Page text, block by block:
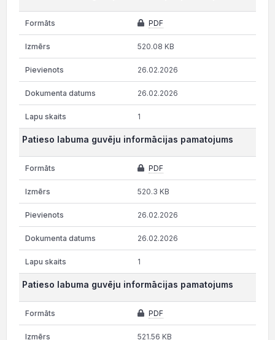
PDF
520.08 KB
26.02.2026
26.02.2026
1
Patieso labuma guvēju informācijas pamatojums
PDF
520.3 KB
26.02.2026
26.02.2026
1
Patieso labuma guvēju informācijas pamatojums
PDF
521.56 KB